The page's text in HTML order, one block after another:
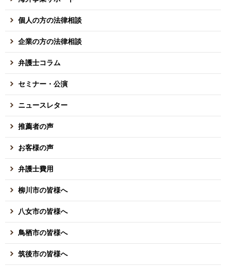
個人の方の法律相談
企業の方の法律相談
弁護士コラム
セミナー・公演
ニュースレター
推薦者の声
お客様の声
弁護士費用
柳川市の皆様へ
八女市の皆様へ
鳥栖市の皆様へ
筑後市の皆様へ